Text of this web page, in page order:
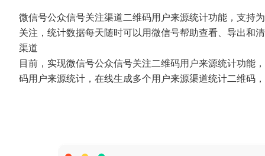
微信号公众信号关注渠道二维码用户来源统计功能，支持
关注，统计数据每天随时可以用微信号帮助查看、导出和
渠道
目前，实现微信号公众信号关注二维码用户来源统计功能
码用户来源统计，在线生成多个用户来源渠道统计二维码